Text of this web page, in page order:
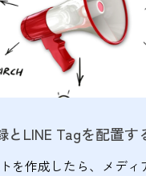
とLINE Tagを配置す
を作成したら、メディ